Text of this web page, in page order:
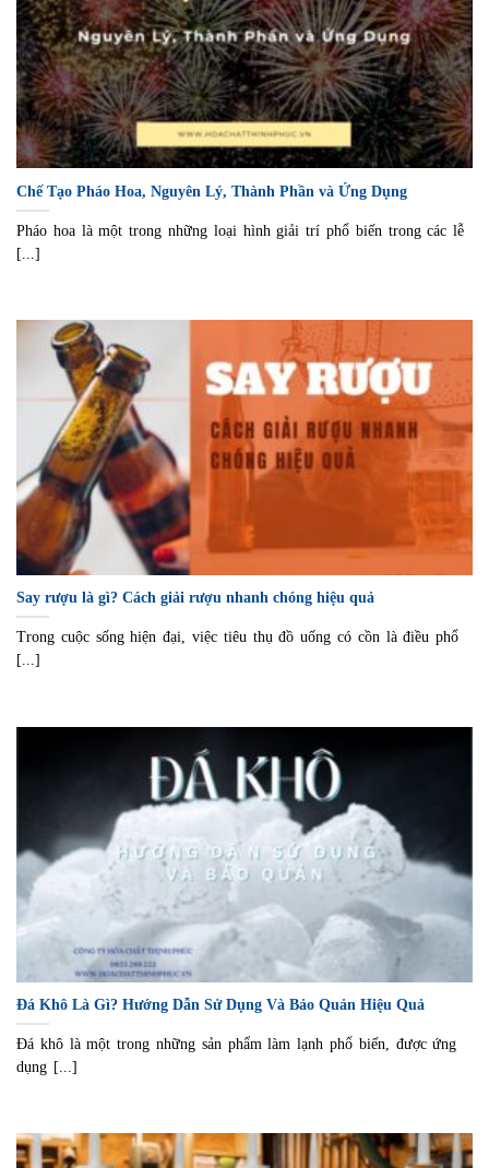
Chế Tạo Pháo Hoa, Nguyên Lý, Thành Phần và Ứng Dụng
Pháo hoa là một trong những loại hình giải trí phổ biến trong các lễ
[...]
Say rượu là gì? Cách giải rượu nhanh chóng hiệu quả
Trong cuộc sống hiện đại, việc tiêu thụ đồ uống có cồn là điều phổ
[...]
Đá Khô Là Gì? Hướng Dẫn Sử Dụng Và Bảo Quản Hiệu Quả
Đá khô là một trong những sản phẩm làm lạnh phổ biến, được ứng
dụng [...]